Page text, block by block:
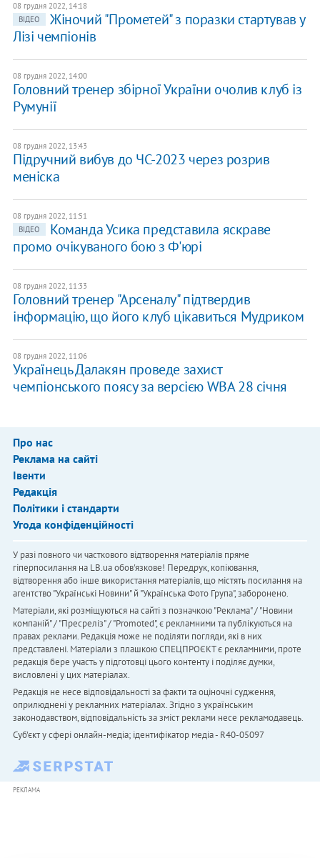
08 грудня 2022, 14:18
ВІДЕО
Жіночий "Прометей" з поразки стартував у
Лізі чемпіонів
08 грудня 2022, 14:00
Головний тренер збірної України очолив клуб із
Румунії
08 грудня 2022, 13:43
Підручний вибув до ЧС-2023 через розрив
меніска
08 грудня 2022, 11:51
ВІДЕО
Команда Усика представила яскраве
промо очікуваного бою з Ф'юрі
08 грудня 2022, 11:33
Головний тренер "Арсеналу" підтвердив
інформацію, що його клуб цікавиться Мудриком
08 грудня 2022, 11:06
Українець Далакян проведе захист
чемпіонського поясу за версією WBA 28 січня
Про нас
Реклама на сайті
Івенти
Редакція
Політики і стандарти
Угода конфіденційності
У разі повного чи часткового відтворення матеріалів пряме
гіперпосилання на LB.ua обов'язкове! Передрук, копіювання,
відтворення або інше використання матеріалів, що містять посилання на
агентство "Українськi Новини" й "Українська Фото Група", заборонено.
Матеріали, які розміщуються на сайті з позначкою "Реклама" / "Новини
компаній" / "Пресреліз" / "Promoted", є рекламними та публікуються на
правах реклами. Редакція може не поділяти погляди, які в них
представлені. Матеріали з плашкою СПЕЦПРОЄКТ є рекламними, проте
редакція бере участь у підготовці цього контенту і поділяє думки,
висловлені у цих матеріалах.
Редакція не несе відповідальності за факти та оціночні судження,
оприлюднені у рекламних матеріалах. Згідно з українським
законодавством, відповідальність за зміст реклами несе рекламодавець.
Cуб'єкт у сфері онлайн-медіа; ідентифікатор медіа - R40-05097
РЕКЛАМА